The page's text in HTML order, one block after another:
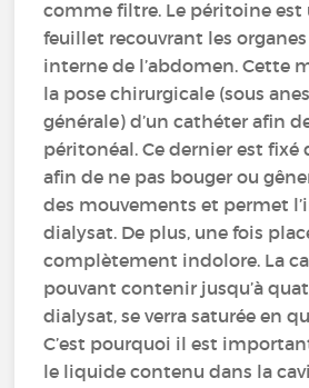
comme filtre. Le péritoine est
feuillet recouvrant les
interne de l’abdomen. Cette
la pose chirurgicale (sous
générale) d’un cathéter afin
péritonéal. Ce dernier est fixé
afin de ne pas bouger ou
des mouvements et permet
dialysat. De plus, une fois
complètement indolore. La
pouvant contenir jusqu’à
dialysat, se verra saturée en
C’est pourquoi il est
le liquide contenu dans la